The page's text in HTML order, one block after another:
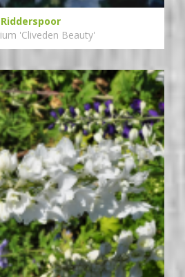
Ridderspoor
'Cliveden Beauty'